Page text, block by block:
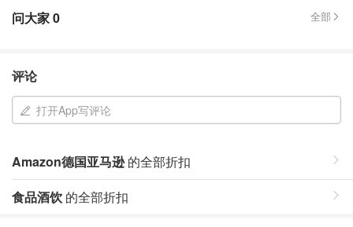
问大家0 全部
评论
打开App写评论
Amazon德国亚马逊的全部折扣
食品酒饮 的全部折扣